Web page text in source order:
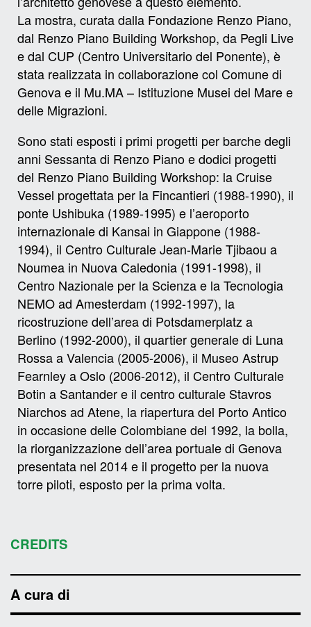
La mostra, curata dalla Fondazione Renzo Piano,
dal Renzo Piano Building Workshop, da Pegli Live
e dal CUP (Centro Universitario del Ponente), è
stata realizzata in collaborazione col Comune di
Genova e il Mu.MA – Istituzione Musei del Mare e
delle Migrazioni.
Sono stati esposti i primi progetti per barche degli
anni Sessanta di Renzo Piano e dodici progetti
del Renzo Piano Building Workshop: la Cruise
Vessel progettata per la Fincantieri (1988-1990), il
ponte Ushibuka (1989-1995) e l’aeroporto
internazionale di Kansai in Giappone (1988-
1994), il Centro Culturale Jean-Marie Tjibaou a
Noumea in Nuova Caledonia (1991-1998), il
Centro Nazionale per la Scienza e la Tecnologia
NEMO ad Amesterdam (1992-1997), la
ricostruzione dell’area di Potsdamerplatz a
Berlino (1992-2000), il quartier generale di Luna
Rossa a Valencia (2005-2006), il Museo Astrup
Fearnley a Oslo (2006-2012), il Centro Culturale
Botin a Santander e il centro culturale Stavros
Niarchos ad Atene, la riapertura del Porto Antico
in occasione delle Colombiane del 1992, la bolla,
la riorganizzazione dell’area portuale di Genova
presentata nel 2014 e il progetto per la nuova
torre piloti, esposto per la prima volta.
CREDITS
A cura di